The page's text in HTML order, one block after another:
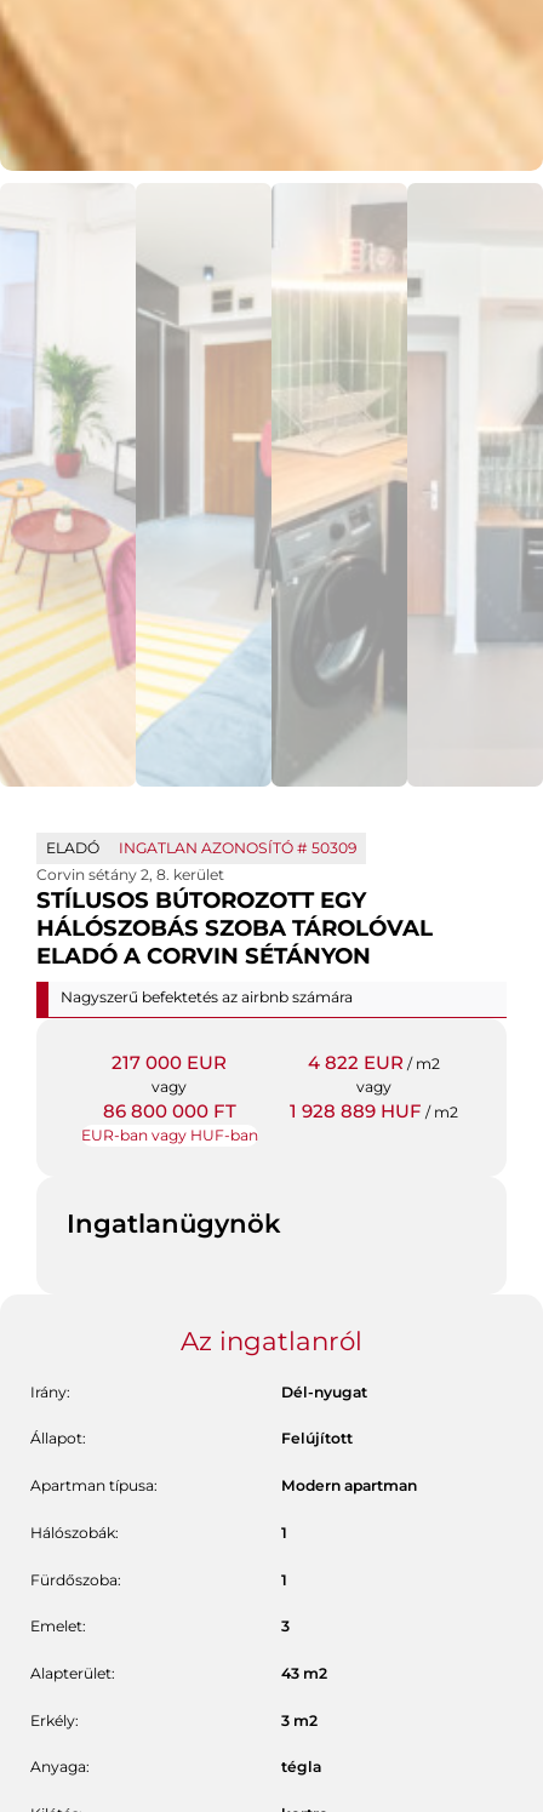
ELADÓ INGATLAN AZONOSÍTÓ # 50309
Corvin sétány 2, 8. kerület
STÍLUSOS BÚTOROZOTT EGY
HÁLÓSZOBÁS SZOBA TÁROLÓVAL
ELADÓ A CORVIN SÉTÁNYON
Nagyszerű befektetés az airbnb számára
217 000 EUR
vagy
86 800 000 FT
EUR-ban vagy HUF-ban
4 822 EUR / m2
vagy
1 928 889 HUF / m2
Ingatlanügynök
Az ingatlanról
Irány: Dél-nyugat
Állapot: Felújított
Apartman típusa: Modern apartman
Hálószobák: 1
Fürdőszoba: 1
Emelet: 3
Alapterület: 43 m2
Erkély: 3 m2
Anyaga: tégla